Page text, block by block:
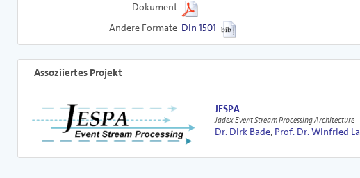
Dokument
Andere Formate Din 1501
Assoziiertes Projekt
JESPA
Jadex Event Stream Processing Architecture
Dr. Dirk Bade, Prof. Dr. Winfried